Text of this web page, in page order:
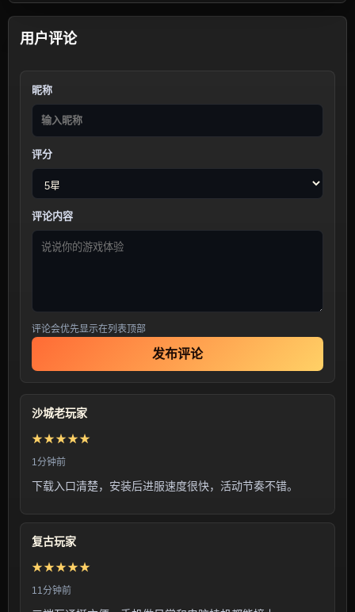
用户评论
昵称
评分
评论内容
评论会优先显示在列表顶部
发布评论
沙城老玩家
★★★★★
1分钟前
下载入口清楚，安装后进服速度很快，活动节奏不错。
复古玩家
★★★★★
11分钟前